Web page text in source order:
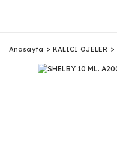
Anasayfa KALICI OJELER